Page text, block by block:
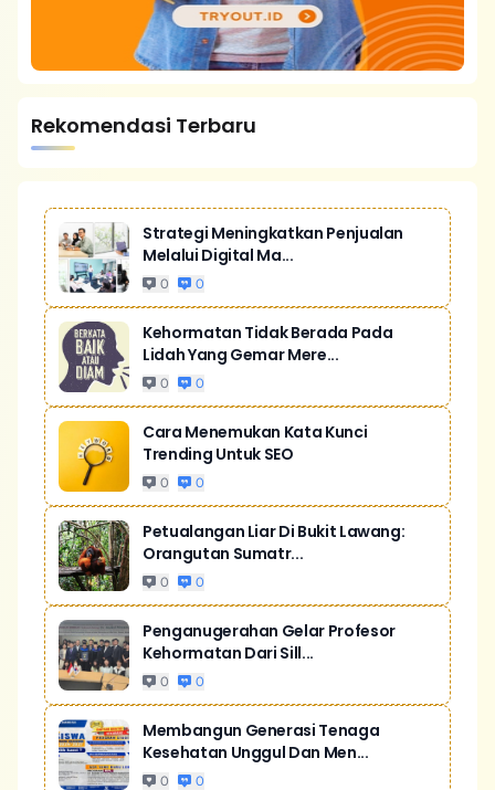
Rekomendasi Terbaru
Strategi Meningkatkan Penjualan
Melalui Digital Ma...
0 0
Kehormatan Tidak Berada Pada
Lidah Yang Gemar Mere...
0 0
Cara Menemukan Kata Kunci
Trending Untuk SEO
0 0
Petualangan Liar Di Bukit Lawang:
Orangutan Sumatr...
0 0
Penganugerahan Gelar Profesor
Kehormatan Dari Sill...
0 0
Membangun Generasi Tenaga
Kesehatan Unggul Dan Men...
0 0